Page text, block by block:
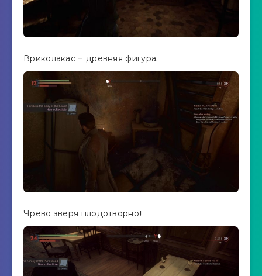
Вриколакас – древняя фигура.
Чрево зверя плодотворно!